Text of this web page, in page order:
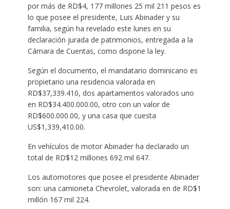
por más de RD$4, 177 millones 25 mil 211 pesos es
lo que posee el presidente, Luis Abinader y su
familia, según ha revelado este lunes en su
declaración jurada de patrimonios, entregada a la
Cámara de Cuentas, como dispone la ley.
Según el documento, el mandatario dominicano es
propietario una residencia valorada en
RD$37,339.410, dos apartamentos valorados uno
en RD$34.400.000.00, otro con un valor de
RD$600.000.00, y una casa que cuesta
US$1,339,410.00.
En vehículos de motor Abinader ha declarado un
total de RD$12 millones 692 mil 647.
Los automotores que posee el presidente Abinader
son: una camioneta Chevrolet, valorada en de RD$1
millón 167 mil 224.